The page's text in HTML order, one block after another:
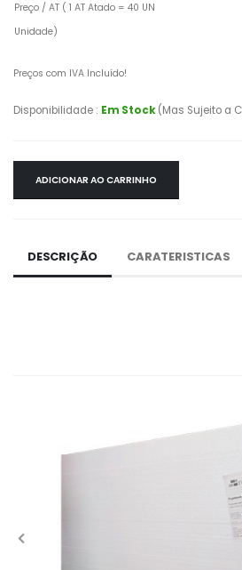
Preço / AT ( 1 AT Atado = 40 UN
Unidade)
Preços com IVA Incluído!
Disponibilidade : Em Stock(Mas Sujeito a
ADICIONAR AO CARRINHO
DESCRIÇÃO CARATERISTICAS